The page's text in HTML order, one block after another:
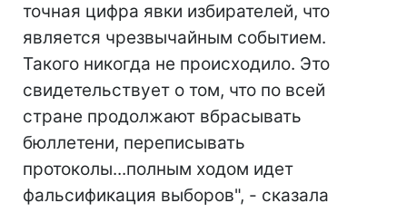
точная цифра явки избирателей, что
является чрезвычайным событием.
Такого никогда не происходило. Это
свидетельствует о том, что по всей
стране продолжают вбрасывать
бюллетени, переписывать
протоколы...полным ходом идет
фальсификация выборов", - сказала